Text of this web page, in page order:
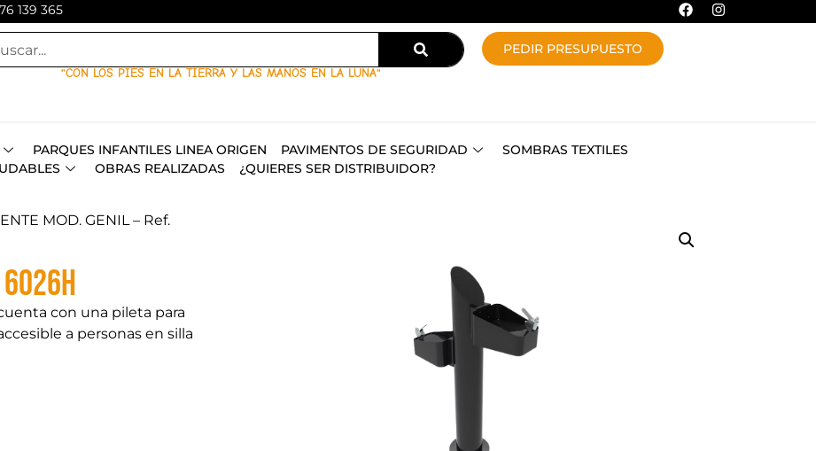
139 365
"CON LOS PIES EN LA TIERRA Y LAS MANOS EN LA LUNA"
PEDIR PRESUPUESTO
PARQUES INFANTILES LINEA ORIGEN PAVIMENTOS DE SEGURIDAD
SOMBRAS TEXTILES
OBRAS REALIZADAS ¿QUIERES SER DISTRIBUIDOR?
MOD. GENIL – Ref.
6026H
con una pileta para
a personas en silla